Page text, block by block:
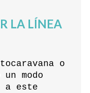
LA LÍNEA
o
modo
a este